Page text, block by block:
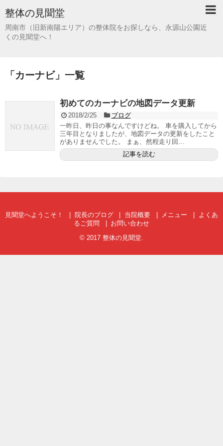
整体の見聞堂
周南市（旧新南陽エリア）の整体院をお探しなら、永源山公園近
くの見聞堂へ！
「 カーナビ」 一覧
初めてのカーナビの地図データ更新
2018/2/25
ブログ
一昨日、昨日の事なんですけどね。 車を購入してから
三年目となりましたが、地図データの更新をしたこと
がありませんでした。 まぁ、然程走り回...
記事を読む
見聞堂へようこそ！ 院長のブログ 当院概要 メニュー
よくあ
るご質問
お問い合わせ
© 2017 整体の見聞堂.